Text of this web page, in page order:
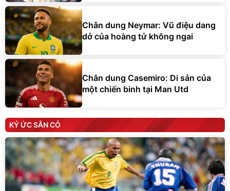
Chân dung Neymar: Vũ điệu dang
dở của hoàng tử không ngai
Chân dung Casemiro: Di sản của
một chiến binh tại Man Utd
KÝ ỨC SÂN CỎ